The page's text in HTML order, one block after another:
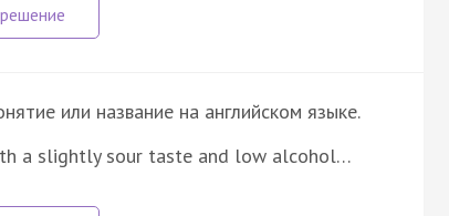
или название на английском языке.
a slightly sour taste and low alcohol…